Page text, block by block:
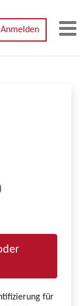
Anmelden
für